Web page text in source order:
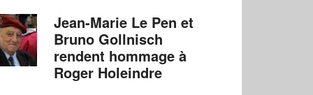
Jean-Marie Le Pen et
Bruno Gollnisch
rendent hommage à
Roger Holeindre